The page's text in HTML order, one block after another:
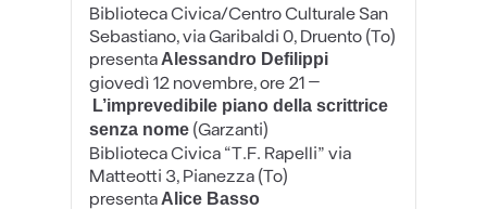
Biblioteca Civica/Centro Culturale San
Sebastiano, via Garibaldi 0, Druento (To)
presenta Alessandro Defilippi
giovedì 12 novembre, ore 21–
L’imprevedibile piano della scrittrice
senza nome(Garzanti)
Biblioteca Civica “T.F. Rapelli” via
Matteotti 3, Pianezza (To)
presenta Alice Basso